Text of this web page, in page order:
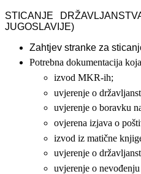
STICANJE
JUGOSLAVIJE)
Zahtjev stranke za
Potrebna dokumentacija
izvod MKR-ih;
uvjerenje o
uvjerenje o boravku
ovjerena izjava o
izvod iz matične
uvjerenje o
uvjerenje o